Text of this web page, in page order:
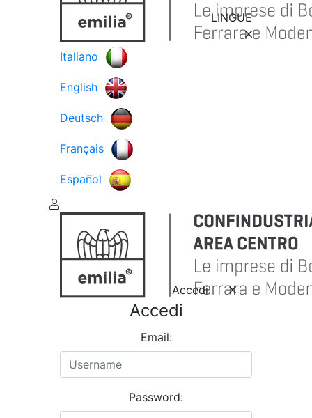
LINGUE
Italiano
English
Deutsch
Français
Español
Accedi
Accedi
Email:
Password: